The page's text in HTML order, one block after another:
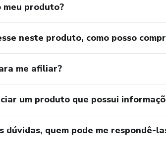
meu produto?
neste produto, como posso
me afiliar?
um produto que possui
dúvidas, quem pode me respondê-